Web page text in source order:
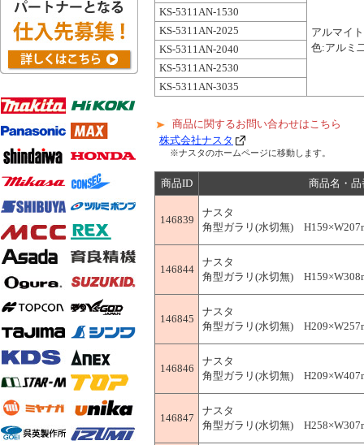
アルマイ
色:アルミ
KS-5311AN-1530
KS-5311AN-2025
KS-5311AN-2040
KS-5311AN-2530
KS-5311AN-3035
商品に関するお問い合わせはこちら
株式会社ナスタ
※ナスタのホームページに移動します。
商品ID 商品名・品
146839
ナスタ
角型ガラリ(水切無)
146844
ナスタ
角型ガラリ(水切無)
146845
ナスタ
角型ガラリ(水切無)
146846
ナスタ
角型ガラリ(水切無)
146847
ナスタ
角型ガラリ(水切無)